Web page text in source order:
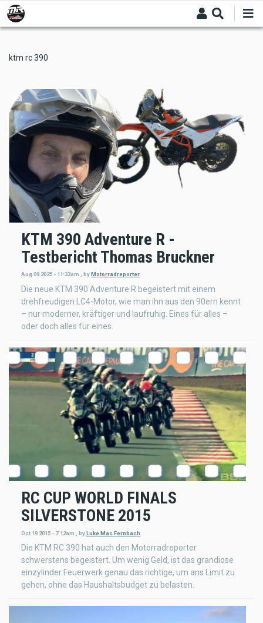
Skip
to
main
ktm rc 390
KTM 390 Adventure R -
Testbericht Thomas Bruckner
Aug 09 2025 - 11:33am , by Motorradreporter
Die neue KTM 390 Adventure R begeistert mit einem
drehfreudigen LC4-Motor, wie man ihn aus den 90ern kennt
– nur moderner, kräftiger und laufruhig. Eines für alles –
oder doch alles für eines.
RC CUP WORLD FINALS
SILVERSTONE 2015
Oct 19 2015 - 7:12am byLuke Mac Fernbach
Die KTM RC 390 hat auch den Motorradreporter
schwerstens begeistert. Um wenig Geld, ist das grandiose
einzylinder Feuerwerk genau das richtige, um ans Limit zu
gehen, ohne das Haushaltsbudget zu belasten.